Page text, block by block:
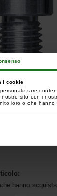
i cookie
sito con i
loro o che
Unito
rapido
un
che hanno